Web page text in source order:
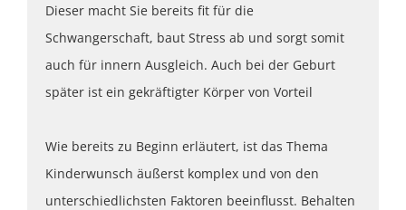
Dieser macht Sie bereits fit für die
Schwangerschaft, baut Stress ab und sorgt somit
auch für innern Ausgleich. Auch bei der Geburt
später ist ein gekräftigter Körper von Vorteil
Wie bereits zu Beginn erläutert, ist das Thema
Kinderwunsch äußerst komplex und von den
unterschiedlichsten Faktoren beeinflusst. Behalten